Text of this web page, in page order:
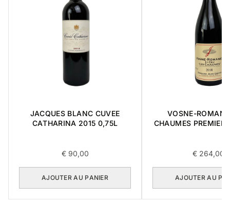
JACQUES BLANC CUVEE
CATHARINA 2015 0,75L
€90,00
AJOUTER AU PANIER
VOSNE-
CHAUMES PREMIER
€ 264,00
AJOUTER AU